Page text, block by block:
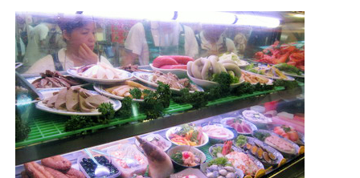
生活風
書房集
日記簿
餐桌週記
享樂隨手拍